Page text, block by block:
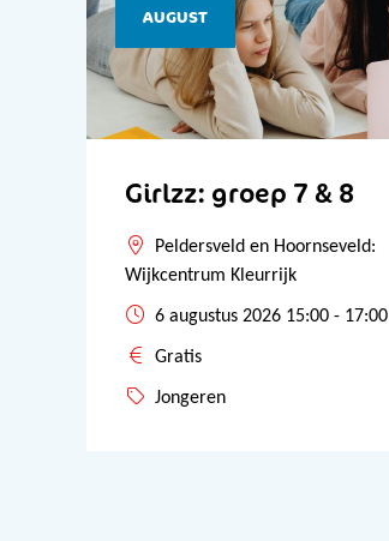
Girlzz: groep 7 & 8
AUGUST
Peldersveld en Hoornseveld:
Wijkcentrum Kleurrijk
6 augustus 2026 15:00 - 17:00
Gratis
Jongeren